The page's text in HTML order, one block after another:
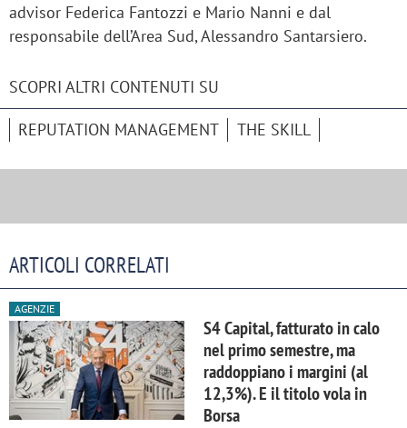
advisor Federica Fantozzi e Mario Nanni e dal
responsabile dell’Area Sud, Alessandro Santarsiero.
SCOPRI ALTRI CONTENUTI SU
REPUTATION MANAGEMENT THE SKILL
ARTICOLI CORRELATI
AGENZIE
S4 Capital, fatturato in calo
nel primo semestre, ma
raddoppiano i margini (al
12,3%). E il titolo vola in
Borsa